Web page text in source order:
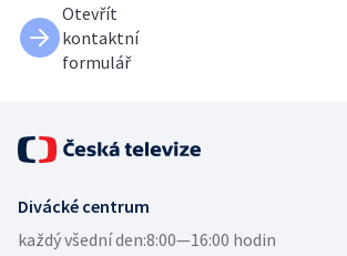
Otevřít
kontaktní
formulář
Divácké centrum
každý všední den:8:00—16:00 hodin